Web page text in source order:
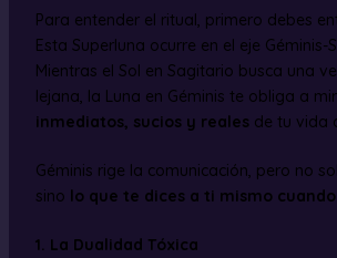
Para entender el ritual, primero debes
Esta Superluna ocurre en el eje Géminis-
Mientras el Sol en Sagitario busca una
lejana, la Luna en Géminis te obliga a
inmediatos, sucios y realesde tu vida
Géminis rige la comunicación, pero no
sino lo que te dices a ti mismo
1. La Dualidad Tóxica